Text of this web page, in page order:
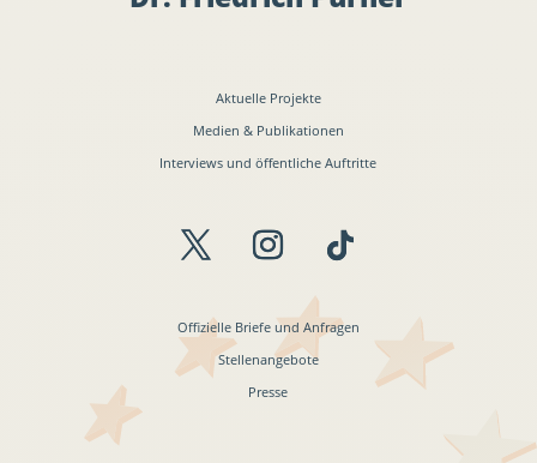
Aktuelle Projekte
Medien & Publikationen
Interviews und öffentliche Auftritte
Offizielle Briefe und Anfragen
Stellenangebote
Presse